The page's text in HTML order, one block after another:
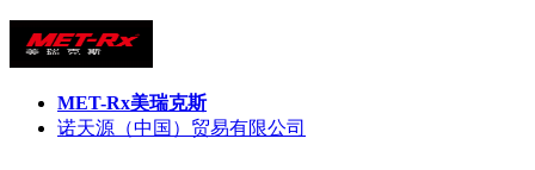
MET-Rx美瑞克斯
诺天源（中国）贸易有限公司